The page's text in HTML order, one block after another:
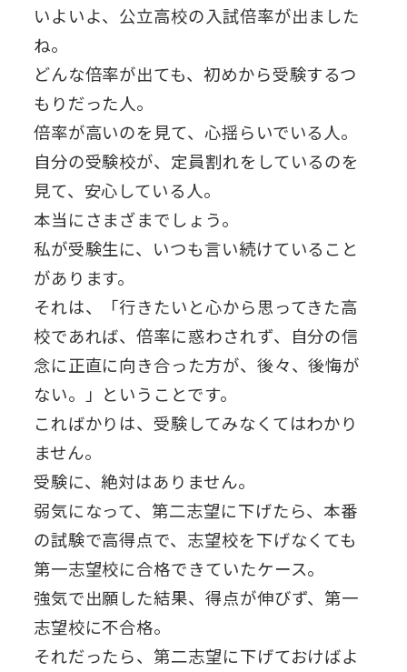
いよいよ、公立高校の入試倍率が出ました
ね。
どんな倍率が出ても、初めから受験するつ
もりだった人。
倍率が高いのを見て、心揺らいでいる人。
自分の受験校が、定員割れをしているのを
見て、安心している人。
本当にさまざまでしょう。
私が受験生に、いつも言い続けていること
があります。
それは、「行きたいと心から思ってきた高
校であれば、倍率に惑わされず、自分の信
念に正直に向き合った方が、後々、後悔が
ない。」ということです。
こればかりは、受験してみなくてはわかり
ません。
受験に、絶対はありません。
弱気になって、第二志望に下げたら、本番
の試験で高得点で、志望校を下げなくても
第一志望校に合格できていたケース。
強気で出願した結果、得点が伸びず、第一
志望校に不合格。
それだったら、第二志望に下げておけばよ